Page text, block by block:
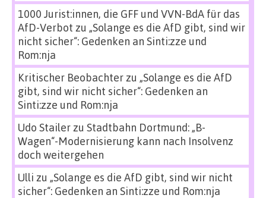
1000 Jurist:innen, die GFF und VVN-BdA für das
AfD-Verbot zu „Solange es die AfD gibt, sind wir
nicht sicher“: Gedenken an Sinti:zze und
Rom:nja
Kritischer Beobachterzu „Solange es die AfD
gibt, sind wir nicht sicher“: Gedenken an
Sinti:zze und Rom:nja
Udo Stailerzu Stadtbahn Dortmund: „B-
Wagen“-Modernisierung kann nach Insolvenz
doch weitergehen
Ulli zu „Solange es die AfD gibt, sind wir nicht
sicher“: Gedenken an Sinti:zze und Rom:nja